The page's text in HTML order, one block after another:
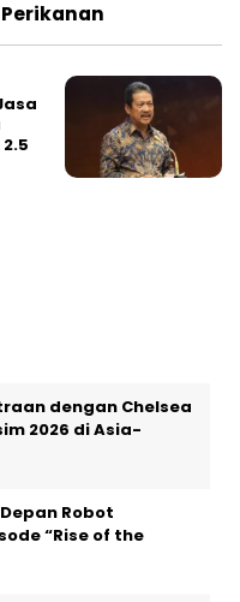
dengan Chelsea
2026 di Asia-
Robot
“Rise of the